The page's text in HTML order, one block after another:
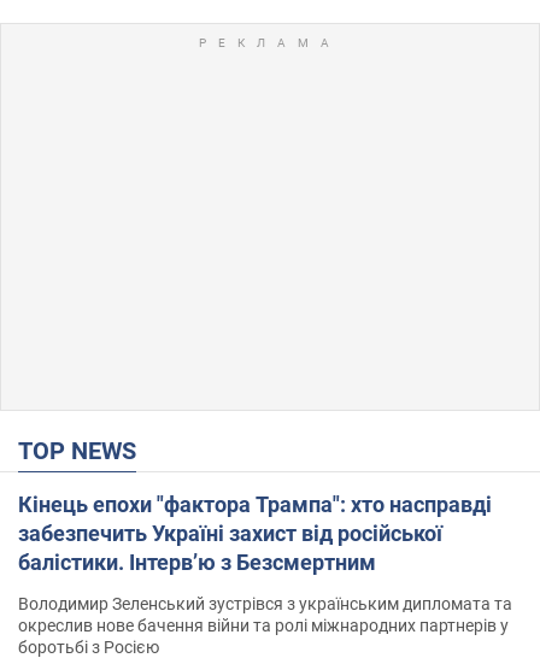
TOP NEWS
Кінець епохи "фактора Трампа": хто насправді
забезпечить Україні захист від російської
балістики. Інтерв’ю з Безсмертним
Володимир Зеленський зустрівся з українським дипломата та
окреслив нове бачення війни та ролі міжнародних партнерів у
боротьбі з Росією